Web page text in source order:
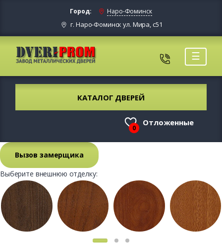
Город: Наро-Фоминск
г. Наро-Фоминск ул. Мира, с51
☰
КАТАЛОГ ДВЕРЕЙ
0
Отложенные
Вызов замерщика
Выберите внешнюю отделку: